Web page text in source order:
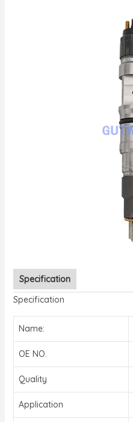
Specification
Specification
Name:
OE NO.
Quality
Application